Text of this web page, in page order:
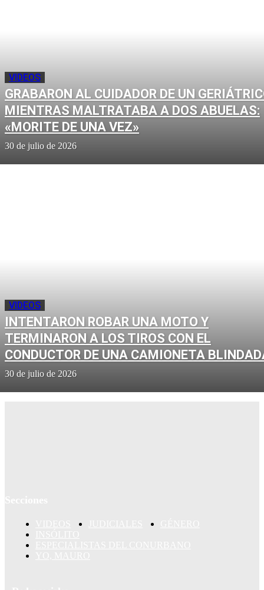
VIDEOS
GRABARON AL CUIDADOR DE UN
MIENTRAS MALTRATABA A DOS ABUELAS:
«MORITE DE UNA VEZ»
30 de julio de 2026
VIDEOS
INTENTARON ROBAR UNA MOTO Y
TERMINARON A LOS TIROS CON EL
CONDUCTOR DE UNA CAMIONETA
30 de julio de 2026